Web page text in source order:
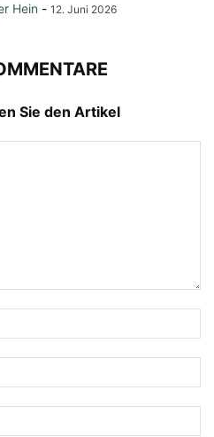
Hein - 12. Juni 2026
Sie den Artikel